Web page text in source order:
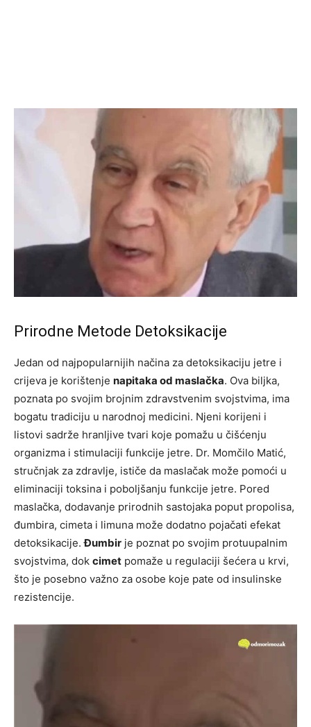
Prirodne Metode Detoksikacije
Jedan od najpopularnijih načina za detoksikaciju jetre i
crijeva je korištenje napitaka od maslačka. Ova biljka,
poznata po svojim brojnim zdravstvenim svojstvima, ima
bogatu tradiciju u narodnoj medicini. Njeni korijeni i
listovi sadrže hranljive tvari koje pomažu u čišćenju
organizma i stimulaciji funkcije jetre. Dr. Momčilo Matić,
stručnjak za zdravlje, ističe da maslačak može pomoći u
eliminaciji toksina i poboljšanju funkcije jetre. Pored
maslačka, dodavanje prirodnih sastojaka poput propolisa,
đumbira, cimeta i limuna može dodatno pojačati efekat
detoksikacije.Đumbir je poznat po svojim protuupalnim
svojstvima, dok cimet pomaže u regulaciji šećera u krvi,
što je posebno važno za osobe koje pate od insulinske
rezistencije.